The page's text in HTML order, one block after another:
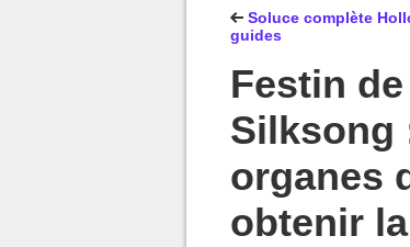
Soluce complète
guides
Festin
Silksong
organes
obtenir